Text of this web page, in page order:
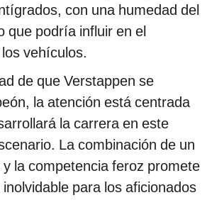
con una humedad del
que podría influir en el
vehículos.
de que Verstappen se
la atención está centrada
la carrera en este
La combinación de un
la competencia feroz promete
para los aficionados